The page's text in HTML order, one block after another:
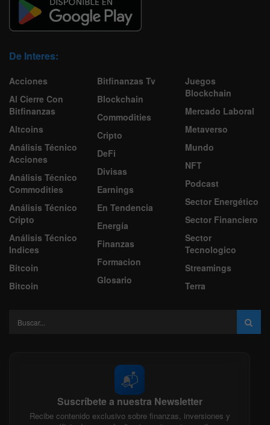
De Interes:
Acciones
Al Cierre Con
Bitfinanzas
Altcoins
Análisis Técnico
Acciones
Análisis Técnico
Commodities
Análisis Técnico
Cripto
Análisis Técnico
Indices
Bitcoin
Bitcoin
Bitfinanzas Tv
Blockchain
Commodities
Cripto
DeFi
Divisas
Earnings
En Tendencia
Energía
Finanzas
Formacion
Glosario
Juegos
Blockchain
Mercado Laboral
Metaverso
Mundo
NFT
Podcast
Sector Energético
Sector Financiero
Sector
Tecnologico
Streamings
Terra
📬
Suscríbete a nuestra Newsletter
Recibe contenido exclusivo sobre finanzas, inversiones y